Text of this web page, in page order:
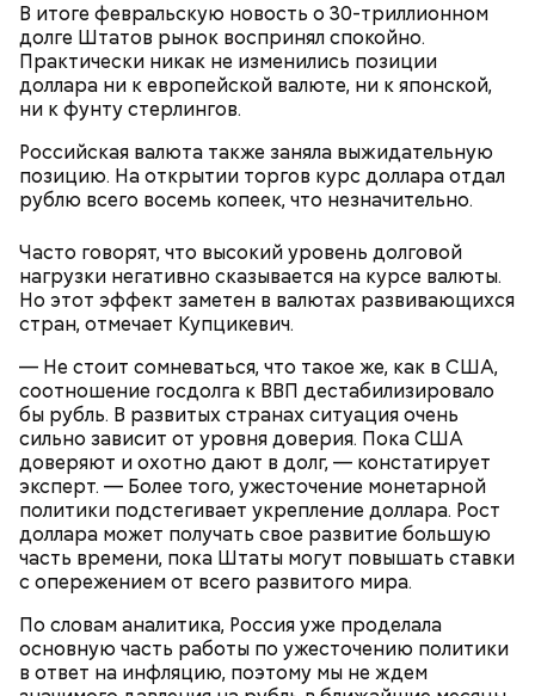
В итоге февральскую новость о 30-триллионном
долге Штатов рынок воспринял спокойно.
Практически никак не изменились позиции
доллара ни к европейской валюте, ни к японской,
ни к фунту стерлингов.
Российская валюта также заняла выжидательную
позицию. На открытии торгов курс доллара отдал
рублю всего восемь копеек, что незначительно.
Часто говорят, что высокий уровень долговой
нагрузки негативно сказывается на курсе валюты.
Но этот эффект заметен в валютах развивающихся
стран, отмечает Купцикевич.
— Не стоит сомневаться, что такое же, как в США,
соотношение госдолга к ВВП дестабилизировало
бы рубль. В развитых странах ситуация очень
сильно зависит от уровня доверия. Пока США
доверяют и охотно дают в долг, — констатирует
эксперт. — Более того, ужесточение монетарной
политики подстегивает укрепление доллара. Рост
доллара может получать свое развитие большую
часть времени, пока Штаты могут повышать ставки
с опережением от всего развитого мира.
По словам аналитика, Россия уже проделала
основную часть работы по ужесточению политики
в ответ на инфляцию, поэтому мы не ждем
Внимание покупателей в магазине привлекают
объявления, которые включают слова: «бесплатно»,
«в подарок», «лучшая цена». Фактически стоимость
такого «подарка» уже входит в цену товара,
продавец в итоге не проигрывает. Людей
привлекает отсутствие необходимости платить,